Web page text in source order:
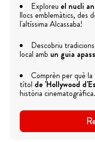
Exploreu el nucli
llocs emblemàtics, des
l'altíssima Alcassaba!
Descobriu
local amb un guia
Comprèn per què la
títol de 'Hollywood
història cinematogràfica.